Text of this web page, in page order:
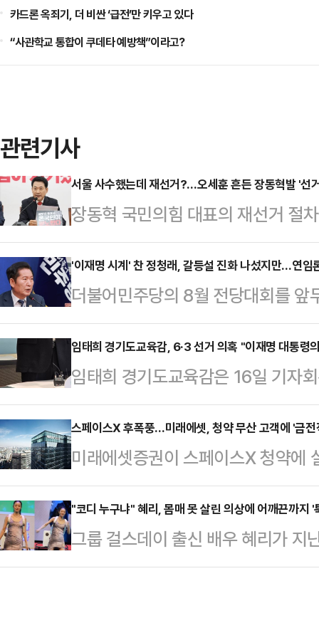
카드론 옥죄기, 더 비싼 ‘급전’만 키우고 있다
“사관학교 통합이 쿠데타 예방책”이라고?
관련기사
서울 사수했는데 재선거?…오세훈 흔든 장동혁발 '선
장동혁 국민의힘 대표의 재선거 절
기로 당이 또다시 격랑에 휩싸였다.
취 압박을 피하기 위해 '선거소청'
특히 중앙 정치와 거리를 둔 오세훈
의 선택이 어떤 파장을 일으킬지 주
인 올림픽공원 핸드볼경기장 2-1
내에 들어갈 수 있는 상황이 아니기
치했다"고 밝혔…
'이재명 시계' 찬 정청래, 갈등설 진화 나섰지만…연임
더불어민주당의 8월 전당대회를
도가 안갯속으로 빠져들고 있다. 최
위해 정 대표가 '원팀' 메시지를 내
가능성을 둘러싸고 "선수가 심판을
법이 복잡하게 얽히며 당내 긴장감
에 따르면, 정 대표는 전날 이재명
현하며 공개적으로 이 대통령을 치
명 정부를 뒷받침…
임태희 경기도교육감, 6·3 선거 의혹 "이재명 대통령
임태희 경기도교육감은 16일 기자
관위 오류에 대한 의혹을 이재명 대
교육감은 "이번 선거 관련 의혹은
는 투표용지 부족, 사전투표 관리부
정했지만 자정의 의지도, 능력도 없
역할이다. 대통통께 거듭 요구한다
관인 선관위 오류에 대한 의혹을
번 선거에서 드러나…
스페이스X 후폭풍…미래에셋, 청약 무산 고객에 '금전
미래에셋증권이 스페이스X 청약에
다.환 차손 등으로 인한 피해 논란
한다는 방침이다.16일 금융투자업
김미섭·허선호 부회장은 전날 스페
적 보상 검토 등을 골자로 하는 문
"코디 누구냐" 혜리, 몸매 못 살린 의상에 어깨끈까지 '
그룹 걸스데이 출신 배우 혜리가
팬 미팅에서 의상 논란과 돌발 사고